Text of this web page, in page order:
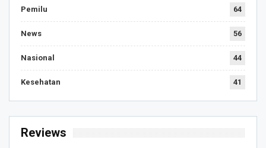
Pemilu 64
News 56
Nasional 44
Kesehatan 41
Reviews